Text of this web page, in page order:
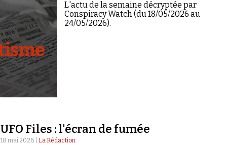
L'actu de la semaine décryptée par
Conspiracy Watch (du 18/05/2026 au
24/05/2026).
UFO Files : l'écran de fumée
18 mai 2026 | La Rédaction